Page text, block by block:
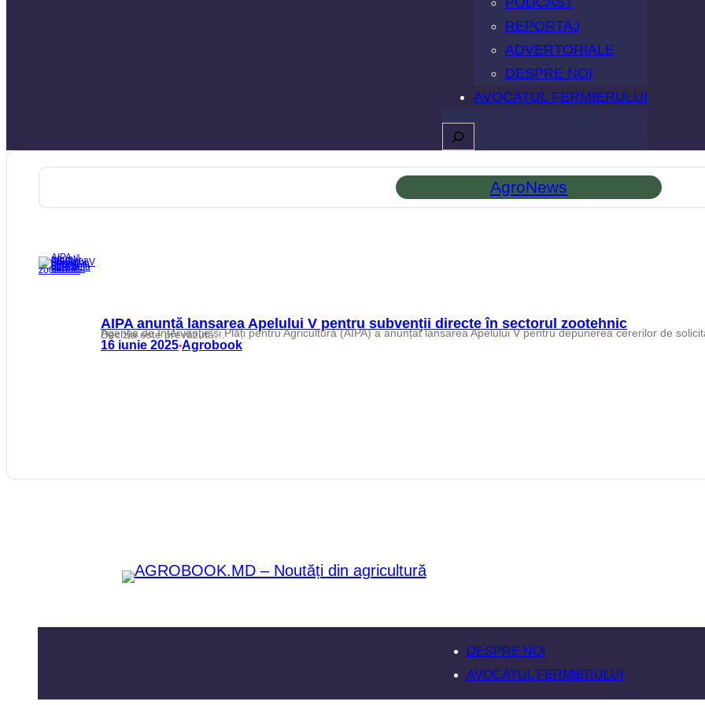
REPORTAJ
ADVERTORIALE
DESPRE NOI
AVOCATUL FERMIERULUI
Caută
AgroNews
AIPA anunță lansarea Apelului V pentru subvenții directe în sectorul zootehnic
Agenția de Intervenție și Plăți pentru Agricultură (AIPA) a anunțat lansarea Apelului V pentru depunerea cererilor de solicitare a subvențiilor directe destinate sectorului zootehnic. Decizia este prevăzută…
16 iunie 2025•Agrobook
DESPRE NOI
AVOCATUL FERMIERULUI